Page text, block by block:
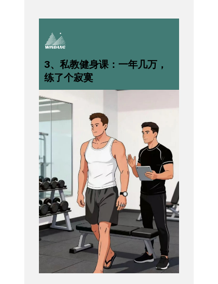
3、私教健身课：一年几万，
练了个寂寞